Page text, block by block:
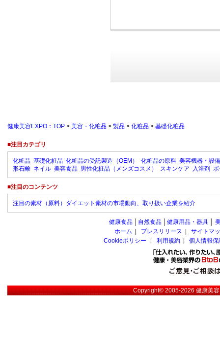
健康美容EXPO：TOP > 美容・化粧品 > 製品 > 化粧品 > 基礎化粧品
■注目カテゴリ
化粧品 基礎化粧品 化粧品の受託製造（OEM） 化粧品の原料 美容機器・設備
形石鹸 ネイル 美容食品 男性化粧品（メンズコスメ） スキンケア 入浴剤
■注目のコンテンツ
注目の素材（原料）ダイエット素材の市場動向、取り扱い企業を紹介
健康食品 自然食品 健康用品・器具
ホーム
プレスリリース
サイトマ
Cookieポリシー
利用規約 個人情報
Copyright© 2005-2026健康美